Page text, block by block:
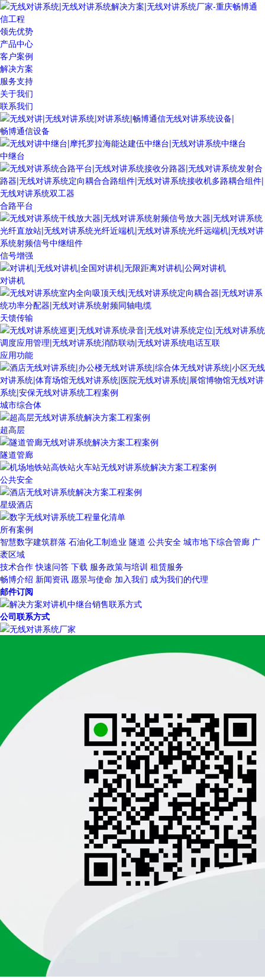
领先优势
产品中心
客户案例
解决方案
服务支持
关于我们
联系我们
畅博通信设备
中继台
合路平台
信号增强
对讲机
天馈传输
应用功能
城市综合体
超高层
隧道管廊
公共安全
星级酒店
所有案例
智慧数字建筑群落 石油化工制造业 隧道 公共安全 城市地下综合管廊 广
袤区域
技术合作 快速问答 下载 服务政策与培训 租赁服务
畅博介绍 新闻资讯 愿景与使命 加入我们 成为我们的代理
邮件订阅
公司联系方式